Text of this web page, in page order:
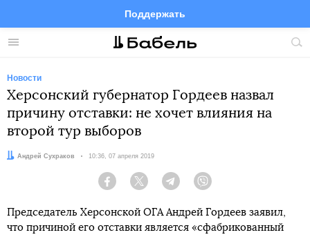
Меню
Поддержать
FacebookTelegramTwitter
Новости
Херсонский губернатор Гордеев назвал
причину отставки: не хочет влияния на
второй тур выборов
Автор:
Андрей Сухраков Дата:
10:36, 07 апреля 2019
Facebook Twitter Telegram
Председатель Херсонской ОГА Андрей Гордеев заявил,
что причиной его отставки является «сфабрикованный